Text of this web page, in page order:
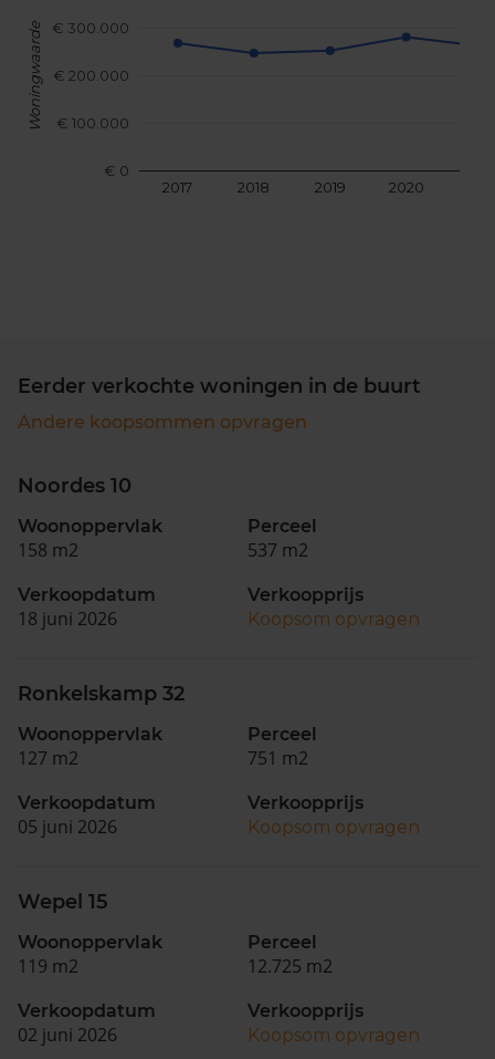
2017 2018 2019 2020
€ 0
€ 100.000
€ 200.000
€ 300.000
Woningwaarde
Eerder verkochte woningen in de buurt
Andere koopsommen opvragen
Noordes 10
Woonoppervlak
158 m2
Perceel
537 m2
Verkoopdatum
18 juni 2026
Verkoopprijs
Koopsom opvragen
Ronkelskamp 32
Woonoppervlak
127 m2
Perceel
751 m2
Verkoopdatum
05 juni 2026
Verkoopprijs
Koopsom opvragen
Wepel 15
Woonoppervlak
119 m2
Perceel
12.725 m2
Verkoopdatum
02 juni 2026
Verkoopprijs
Koopsom opvragen